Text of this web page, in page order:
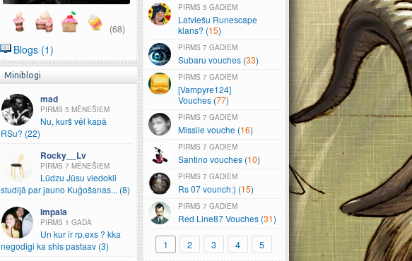
5 GADIEM
Latviešu Runescape
klans? (15)
7 GADIEM
Subaru vouches (33)
7 GADIEM
[Vampyre124]
Vouches (77)
7 GADIEM
Missile vouche (16)
7 GADIEM
Santino vouches (10)
7 GADIEM
Rs 07 vounch:) (15)
7 GADIEM
Red Line87 Vouches (31)
1 2 3 4 5
(68)
Blogs (1)
Miniblogi
mad
5 MĒNEŠIEM
Nu, kurš vēl kapā
RSu? (22)
Rocky__Lv
7 MĒNEŠIEM
Lūdzu Jūsu viedokli
studijā par jauno Kuģošanas... (8)
Impala
1 GADA
Un kur ir rp.exs ? kka
negodigi ka shis pastaav (3)